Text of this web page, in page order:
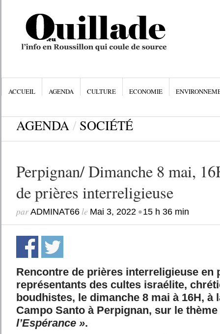
ACCUEIL AGENDA CULTURE ECONOMIE
AGENDA / SOCIÉTÉ
Perpignan/ Dimanche 8 mai,
de prières interreligieuse
par ADMINAT66le Mai 3, 2022•15 h 36 min
Rencontre de prières interreligieuse en
représentants des cultes israélite,
boudhistes, le dimanche 8 mai à 16H, à
Campo Santo à Perpignan, sur le
l’Espérance ».